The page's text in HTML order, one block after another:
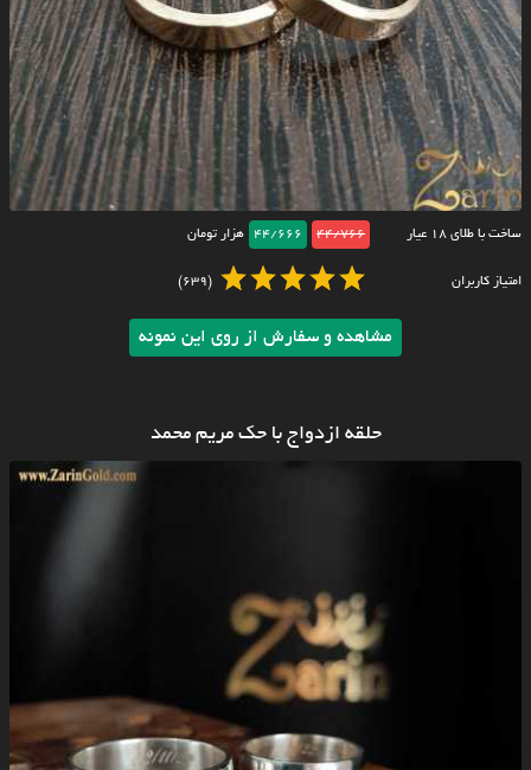
ساخت با طلای ۱۸ عیار 44/766
44/666 هزار تومان
امتیاز کاربران (639)
مشاهده و سفارش از روی این نمونه
حلقه ازدواج با حک مریم محمد